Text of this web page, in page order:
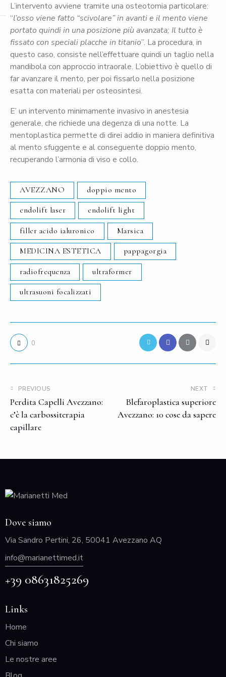
L’intervento avviene tramite una osteotomia particolare:
“l’osso viene fatto “scivolare” in avanti e il mento viene
portato quindi in una posizione più avanzata; Il tutto è
fissato con speciali placche in titanio”. La procedura, in
questo caso, consiste nell’effettuare quindi un taglio nella
mandibola con approccio intraorale. L’obiettivo è quello di
far avanzare il mento, per poi fissarlo nella posizione
esatta con materiali per osteosintesi.
E’ un intervento minimamente invasivo in anestesia
generale, che richiede una degenza di una notte. La
mentoplastica permette di direi addio in maniera definitiva
al mento sfuggente e al conseguente doppio mento,
recuperando l’armonia di viso e collo.
AVEZZANO doppio mento
endolift laser endolift light
filler acido ialuronico Marsica
MEDICINA ESTETICA pappagorgia
radiofrequenza ultraformer
ultrasuoni focalizzati
0
PREVIOUS
Perdita Capelli Avezzano:
c’è la carbossiterapia
capillare
NEXT
Blefaroplastica superiore
Avezzano: 10 cose da sapere
Dove siamo
Via Sandro Pertini, 26, 50041 Avezzano AQ
info@marianettimed.it
+39 08631825269
Links
Home
Chi siamo
Le nostre aree